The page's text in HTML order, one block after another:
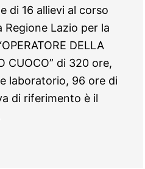
di 16 allievi al corso
Lazio per la
DELLA
CUOCO” di 320 ore,
laboratorio, 96 ore di
di riferimento è il